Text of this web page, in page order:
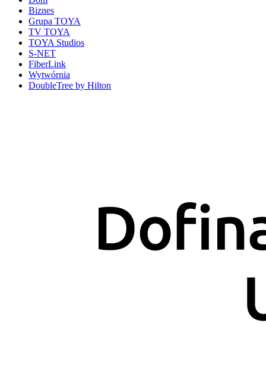
Biznes
Grupa TOYA
TV TOYA
TOYA Studios
S-NET
FiberLink
Wytwórnia
DoubleTree by Hilton